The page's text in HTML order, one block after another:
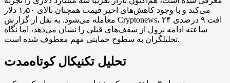
می‌کند و با وجود کاهش‌های اخیر قیمت همچنان بالای ۱٫۵۰ دلار
معامله می‌شود. به نقل از گزارش Cryptonews، افت ۹ درصدی ۲۴
ساعته ادامه نزول از سقف‌های قبلی را نشان می‌دهد، اما نگاه
تحلیلگران به سطوح حمایتی مهم معطوف شده است.
تحلیل تکنیکال کوتاه‌مدت